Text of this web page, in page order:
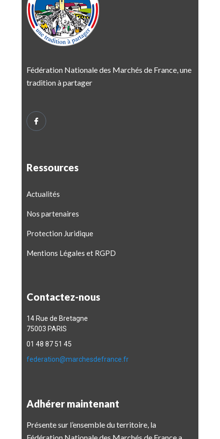
Fédération Nationale des Marchés de France, une
tradition à partager
Ressources
Actualités
Nos partenaires
Protection Juridique
Mentions Légales et RGPD
Contactez-nous
14 Rue de Bretagne
75003 PARIS
01 48 87 51 45
federation@marchesdefrance.fr
Adhérer maintenant
Présente sur l’ensemble du territoire, la
Fédération Nationale des Marchés de France a